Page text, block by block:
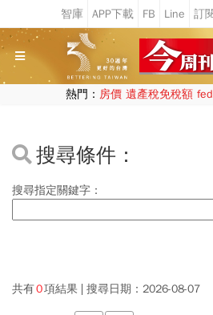
熱門： 房價 遺產稅免稅額 fed
搜尋條件：
搜尋指定關鍵字：
共有0項結果 搜尋日期： 2026-08-07